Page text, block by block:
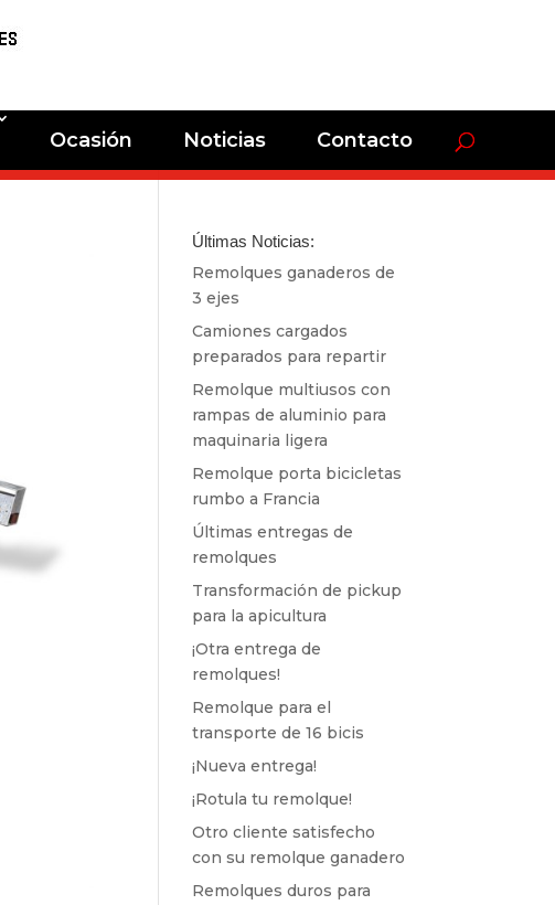
Ocasión Noticias Contacto
Últimas Noticias:
Remolques ganaderos de
3 ejes
Camiones cargados
preparados para repartir
Remolque multiusos con
rampas de aluminio para
maquinaria ligera
Remolque porta bicicletas
rumbo a Francia
Últimas entregas de
remolques
Transformación de pickup
para la apicultura
¡Otra entrega de
remolques!
Remolque para el
transporte de 16 bicis
¡Nueva entrega!
¡Rotula tu remolque!
Otro cliente satisfecho
con su remolque ganadero
Remolques duros para